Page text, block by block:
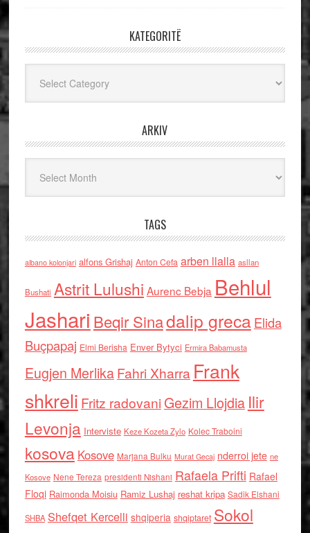
KATEGORITË
ARKIV
TAGS
albano kolonjari alfons Grishaj Anton Cefa arben llalla asllan
Bushati Astrit Lulushi Aurenc Bebja Behlul
Jashari Beqir Sinadalip grecaElida
Buçpapaj Elmi Berisha Enver Bytyci Ermira Babamusta
Eugjen MerlikaFahri Xharra Frank
shkreli Fritz radovaniGezim Llojdia Ilir
Levonja Interviste Keze Kozeta Zylo Kolec Traboini
kosova Kosove Marjana Bulku Murat Gecaj nderroi jete ne
Kosove Nene Tereza presidenti Nishani Rafaela Prifti Rafael
Floqi Raimonda Moisiu Ramiz Lushaj reshat kripa Sadik Elshani
SHBA Shefqet Kercelli shqiperia shqiptaret Sokol